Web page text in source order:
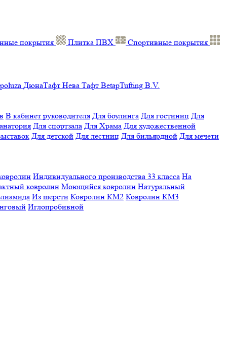
покрытия Плитка ПВХ
Спортивные покрытия
ДюнаТафт Нева Тафт BetapTufting B.V.
В кабинет руководителя Для боулинга Для гостиниц Для
Для спортзала Для Храма Для художественной
Для детской Для лестниц Для бильярдной Для мечети
Индивидуального производства 33 класса На
ковролин Моющийся ковролин Натуральный
Из шерсти Ковролин КМ2 Ковролин КМ3
Иглопробивной